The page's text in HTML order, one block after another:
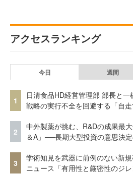
アクセスランキング
今日 週間
1
日清食品HD経営管理部 部長と一
戦略の実行不全を回避する「自
2
中外製薬が挑む、R&Dの成果最
＆A」──長期大型投資の意思決
3
学術知見を武器に前例のない新
ニュース「有用性と厳密性のジレ